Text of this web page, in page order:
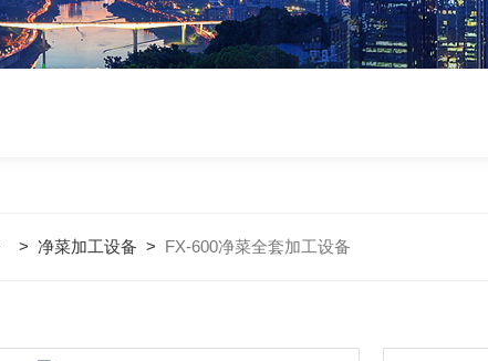
> 净菜加工设备 > FX-600净菜全套加工设备